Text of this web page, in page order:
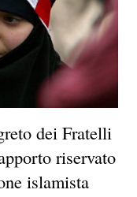
dei Fratelli
riservato
islamista